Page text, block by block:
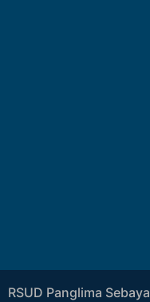
RSUD Panglima Sebaya